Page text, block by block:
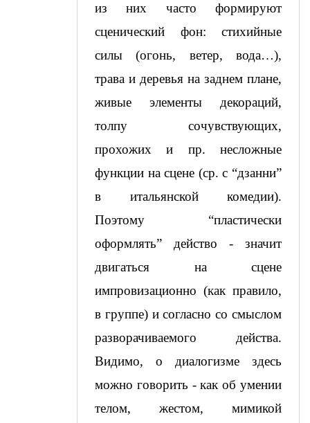
из них часто формируют
сценический фон: стихийные
силы (огонь, ветер, вода…),
трава и деревья на заднем плане,
живые элементы декораций,
толпу сочувствующих,
прохожих и пр. несложные
функции на сцене (ср. с “дзанни”
в итальянской комедии).
Поэтому “пластически
оформлять” действо - значит
двигаться на сцене
импровизационно (как правило,
в группе) и согласно со смыслом
разворачиваемого действа.
Видимо, о диалогизме здесь
можно говорить - как об умении
телом, жестом, мимикой